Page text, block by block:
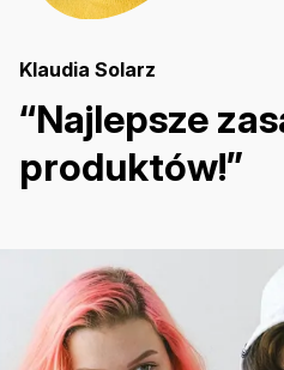
Klaudia Solarz
“Najlepsze
produktów!”